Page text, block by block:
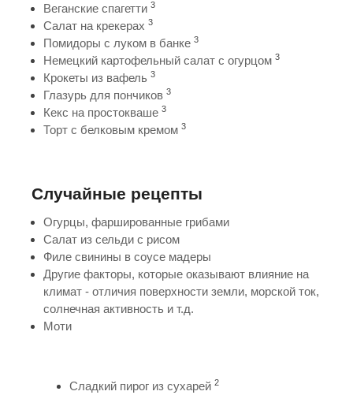
Веганские спагетти 3
Салат на крекерах 3
Помидоры с луком в банке 3
Немецкий картофельный салат с огурцом 3
Крокеты из вафель 3
Глазурь для пончиков 3
Кекс на простокваше 3
Торт с белковым кремом 3
Случайные рецепты
Огурцы, фаршированные грибами
Салат из сельди с рисом
Филе свинины в соусе мадеры
Другие факторы, которые оказывают влияние на
климат - отличия поверхности земли, морской ток,
солнечная активность и т.д.
Моти
Сладкий пирог из сухарей 2